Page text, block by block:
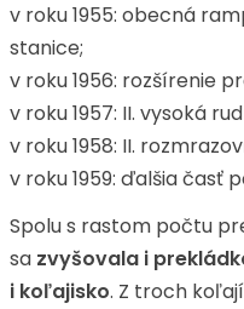
v roku 1955: obecná
stanice;
v roku 1956: rozšírenie
v roku 1957: II. vysoká
v roku 1958: II.
v roku 1959: ďalšia časť
Spolu s rastom počtu
sa zvyšovala i
i koľajisko. Z troch